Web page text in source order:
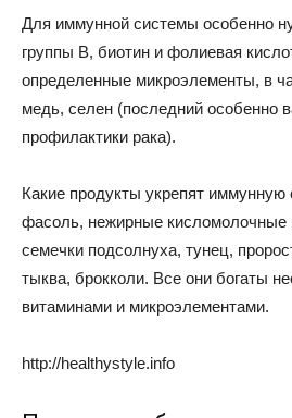
Для иммунной системы особенно
группы В, биотин и фолиевая
определенные микроэлементы, в
медь, селен (последний особенно
профилактики рака).
Какие продукты укрепят иммунную
фасоль, нежирные кисломолочные
семечки подсолнуха, тунец,
тыква, брокколи. Все они богаты
витаминами и микроэлементами.
http://healthystyle.info